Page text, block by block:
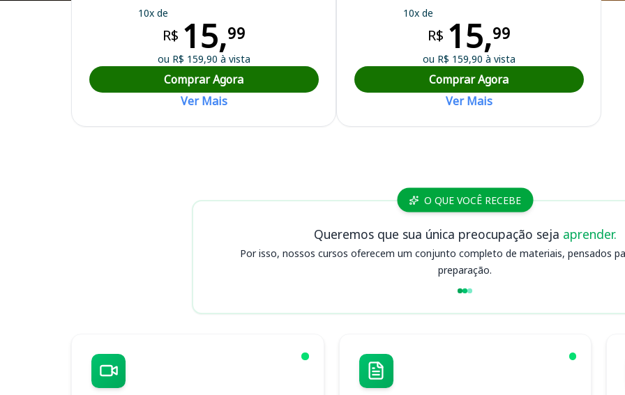
Curso Preparatório para o Concurso SEMSA AM - Secretaria de Saúde do Município de Manaus
10x de
R$ 15,99
ou R$ 159,90 à vista
Comprar Agora
Ver Mais
10x de
R$ 15,99
ou R$ 159,90 à vista
Comprar Agora
Ver Mais
Cursos SEMSA AM O QUE VOCÊ RECEBE
Queremos que sua única preocupação seja aprender.
Por isso, nossos cursos oferecem um conjunto completo de materiais, pensados
preparação.